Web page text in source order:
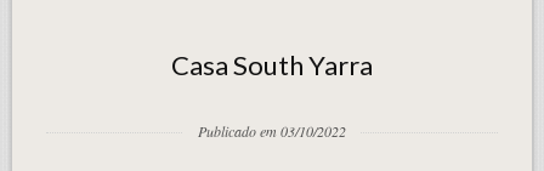
Casa South Yarra
Publicado em 03/10/2022